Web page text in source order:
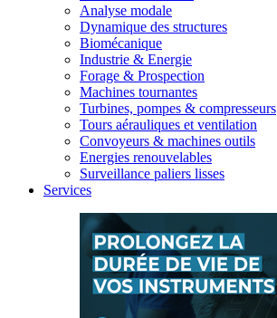
Analyse modale
Dynamique des structures
Biomécanique
Industrie & Energie
Forage & Prospection
Machines tournantes
Turbines, pompes & compresseurs
Tours aérauliques et ventilation
Convoyeurs & machines outils
Energies renouvelables
Surveillance paliers lisses
Services